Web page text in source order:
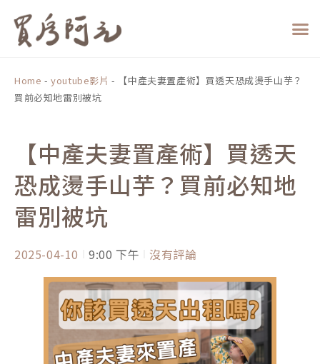
Home -youtube影片 -
【中產夫妻置產術】買透天恐成燙手山芋？
買前必知地雷別被坑
【中產夫妻置產術】買透天
恐成燙手山芋？買前必知地
雷別被坑
2025-04-10 9:00 下午 沒有評論